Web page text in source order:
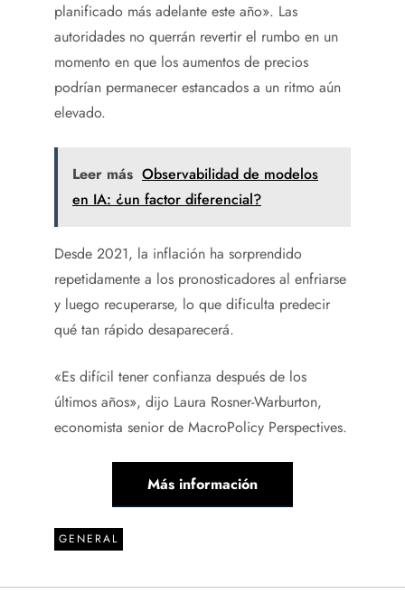
planificado más adelante este año». Las
autoridades no querrán revertir el rumbo en un
momento en que los aumentos de precios
podrían permanecer estancados a un ritmo aún
elevado.
Leer más Observabilidad de modelos
en IA: ¿un factor diferencial?
Desde 2021, la inflación ha sorprendido
repetidamente a los pronosticadores al enfriarse
y luego recuperarse, lo que dificulta predecir
qué tan rápido desaparecerá.
«Es difícil tener confianza después de los
últimos años», dijo Laura Rosner-Warburton,
economista senior de MacroPolicy Perspectives.
Más información
GENERAL